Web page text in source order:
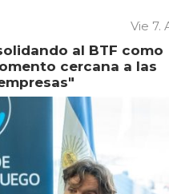
Vie 7.
al BTF como
cercana a las